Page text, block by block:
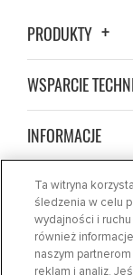
PRODUKTY
WSPARCIE
INFORMACJE
ZNAJDŹ SKLEP
WIADOMOŚCI
Ta witryna
śledzenia w celu
wydajności i
również
naszym
reklam i analiz.